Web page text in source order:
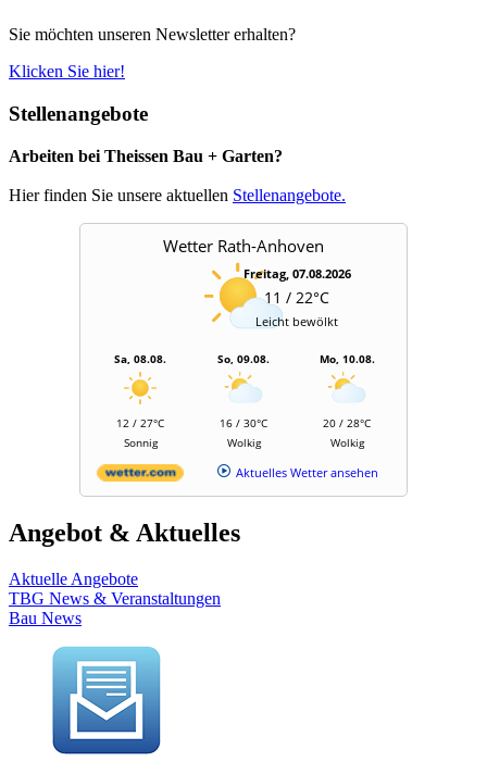
Sie möchten unseren Newsletter erhalten?
Klicken Sie hier!
Stellenangebote
Arbeiten bei Theissen Bau + Garten?
Hier finden Sie unsere aktuellen Stellenangebote.
Wetter Rath-Anhoven
Freitag, 07.08.2026
11 / 22°C
Leicht bewölkt
Sa, 08.08.
12 / 27°C
Sonnig
So, 09.08.
16 / 30°C
Wolkig
Mo, 10.08.
20 / 28°C
Wolkig
Aktuelles Wetter ansehen
Angebot & Aktuelles
Aktuelle Angebote
TBG News & Veranstaltungen
Bau News